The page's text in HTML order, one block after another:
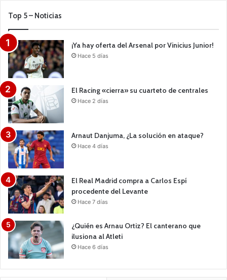
Top 5 – Noticias
¡Ya hay oferta del Arsenal por Vinicius Junior!
Hace 5 días
El Racing «cierra» su cuarteto de centrales
Hace 2 días
Arnaut Danjuma, ¿La solución en ataque?
Hace 4 días
El Real Madrid compra a Carlos Espí
procedente del Levante
Hace 7 días
¿Quién es Arnau Ortiz? El canterano que
ilusiona al Atleti
Hace 6 días